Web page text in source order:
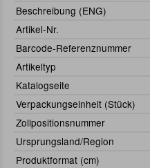
Beschreibung (ENG)
Artikel-Nr.
Barcode-Referenznummer
Artikeltyp
Katalogseite
Verpackungseinheit (Stück)
Zollpositionsnummer
Ursprungsland/Region
Produktformat (cm)